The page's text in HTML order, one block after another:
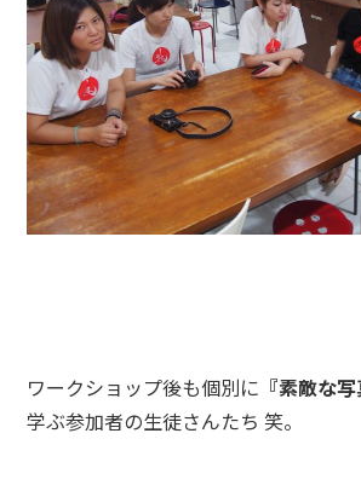
ワークショップ後も個別に 『素敵な
学ぶ参加者の生徒さんたち 笑。